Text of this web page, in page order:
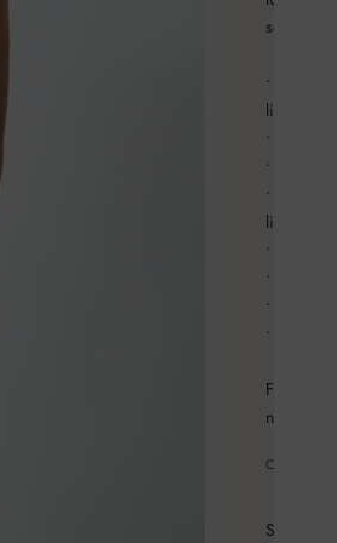
seas más
• Tejido
limpios
•
• Control
•
limpio y
•
• Cinco
• Detalles
• Tintas
Fit Pro:
Size: